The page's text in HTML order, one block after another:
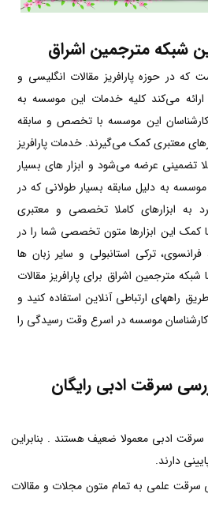
شبکه مترجمین اشراق
که در حوزه پارافریز مقالات انگلیسی و
ارائه می‌کند کلیه خدمات این موسسه به
این موسسه با تخصص و سابقه
معتبری کمک می‌گیرند. خدمات پارافریز
تضمینی عرضه می‌شود و ابزار های بسیار
به دلیل سابقه بسیار طولانی که در
به ابزارهای کاملا تخصصی و معتبری
کمک این ابزارها متون تخصصی شما را در
ترکی استانبولی و سایر زبان ها
مترجمین اشراق برای پارافریز مقالات
راههای ارتباطی آنلاین استفاده کنید و
کارشناسان موسسه در اسرع وقت رسیدگی را
سرقت ادبی رایگان
سرقت ادبی معمولا ضعیف هستند . بنابراین
دارند.
سرقت علمی به تمام متون مجلات و مقالات